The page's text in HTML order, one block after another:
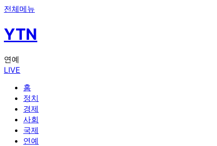
전체메뉴
YTN
연예
LIVE
홈
정치
경제
사회
국제
연예